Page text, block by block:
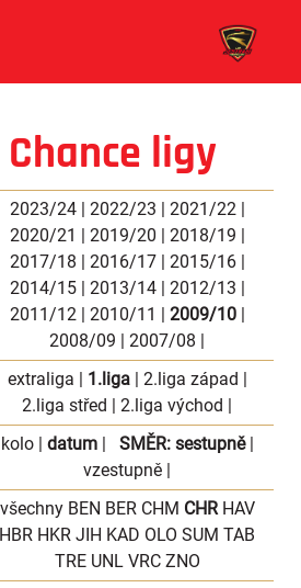
ligy
2023/24| 2022/23 | 2021/22|
2020/21 | 2019/20 | 2018/19 |
2017/18 | 2016/17| 2015/16|
2014/15| 2013/14| 2012/13 |
2011/12| 2010/11 | 2009/10|
2008/09 | 2007/08 |
extraliga | 1.liga| 2.liga západ |
2.liga střed | 2.liga východ |
kolo| datum| SMĚR: sestupně|
vzestupně |
všechny BEN BER CHM CHR HAV
HBR HKR JIH KAD OLO SUM TAB
TRE UNL VRC ZNO